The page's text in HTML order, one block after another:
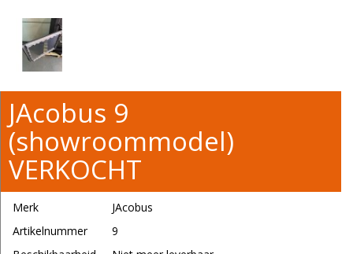
JAcobus 9
(showroommodel)
VERKOCHT
Merk
JAcobus
Artikelnummer
9